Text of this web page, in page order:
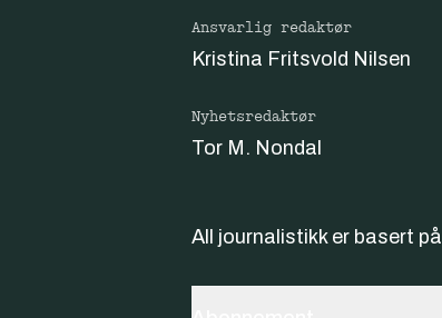
Ansvarlig redaktør
Kristina Fritsvold Nilsen
Nyhetsredaktør
Tor M. Nondal
All journalistikk er basert på